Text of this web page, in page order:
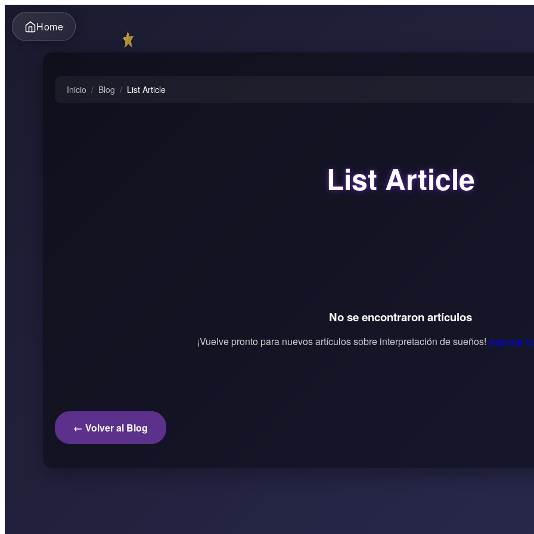
Home
Inicio / Blog / List Article
List Article
No se encontraron artículos
¡Vuelve pronto para nuevos artículos sobre interpretación de sueños! explorar
← Volver al Blog